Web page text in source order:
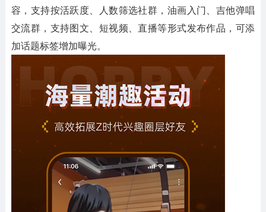
容，支持按活跃度、人数筛选社群，油画入门、吉他弹唱
交流群，支持图文、短视频、直播等形式发布作品，可添
加话题标签增加曝光。